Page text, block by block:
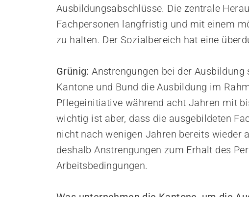
Ausbildungsabschlüsse. Die zentrale
Fachpersonen langfristig und mit einem
zu halten. Der Sozialbereich hat eine
Grünig:Anstrengungen bei der
Kantone und Bund die Ausbildung im
Pflegeinitiative während acht Jahren mit
wichtig ist aber, dass die ausgebildeten
nicht nach wenigen Jahren bereits wieder
deshalb Anstrengungen zum Erhalt des
Arbeitsbedingungen.